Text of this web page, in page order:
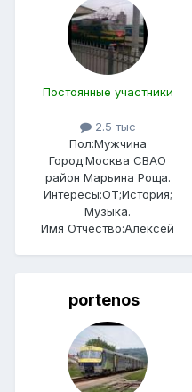
Постоянные участники
2.5 тыс
Пол:Мужчина
Город:Москва СВАО
район Марьина Роща.
Интересы:ОТ;История;
Музыка.
Имя Отчество:Алексей
portenos